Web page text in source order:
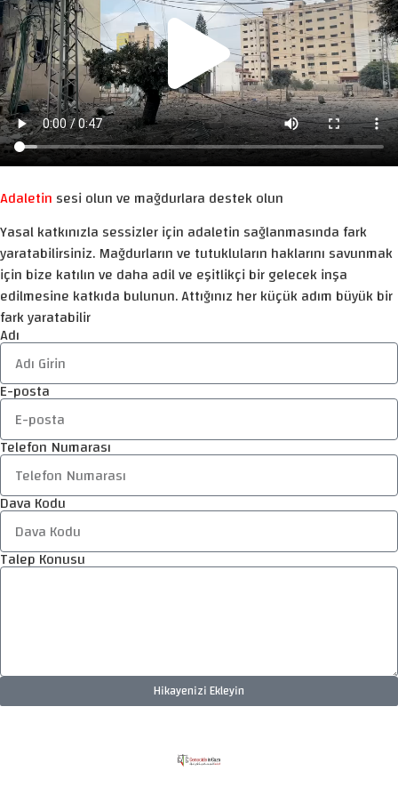
Adaletin sesi olun ve mağdurlara destek olun
Yasal katkınızla sessizler için adaletin sağlanmasında fark
yaratabilirsiniz. Mağdurların ve tutukluların haklarını savunmak
için bize katılın ve daha adil ve eşitlikçi bir gelecek inşa
edilmesine katkıda bulunun. Attığınız her küçük adım büyük bir
fark yaratabilir
Adı
E-posta
Telefon Numarası
Dava Kodu
Talep Konusu
Hikayenizi Ekleyin